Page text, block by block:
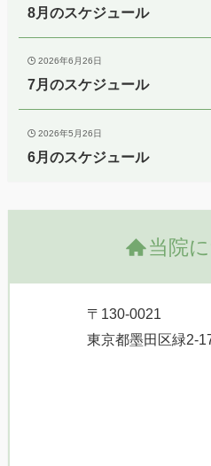
8月のスケジュール
2026年6月26日
7月のスケジュール
2026年5月26日
6月のスケジュール
当院
〒130-0021
東京都墨田区緑2-